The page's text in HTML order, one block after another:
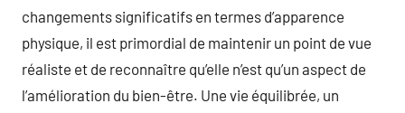
changements significatifs en termes d’apparence
physique, il est primordial de maintenir un point de vue
réaliste et de reconnaître qu’elle n’est qu’un aspect de
l’amélioration du bien-être. Une vie équilibrée, un